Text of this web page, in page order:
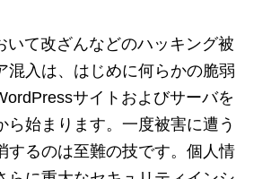
いて改ざんなどのハッキング被
混入は、はじめに何らかの脆弱
サイトおよびサーバを
ら始まります。一度被害に遭う
するのは至難の技です。個人情